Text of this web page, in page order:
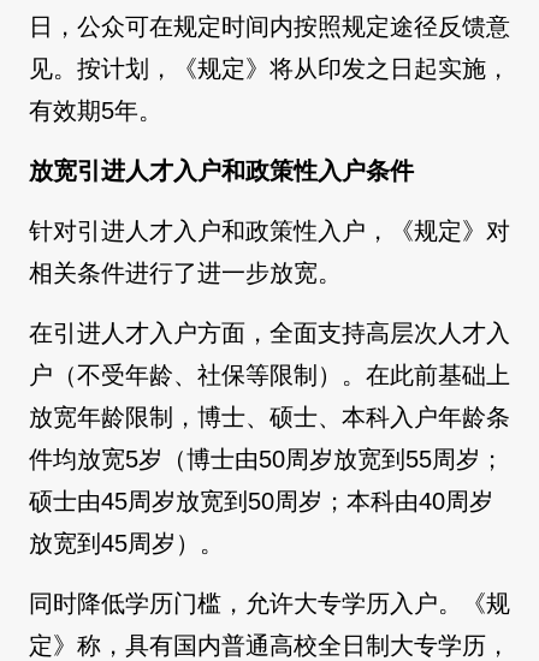
日，公众可在规定时间内按照规定途径反馈意
见。按计划，《规定》将从印发之日起实施，
有效期5年。
放宽引进人才入户和政策性入户条件
针对引进人才入户和政策性入户，《规定》对
相关条件进行了进一步放宽。
在引进人才入户方面，全面支持高层次人才入
户（不受年龄、社保等限制）。在此前基础上
放宽年龄限制，博士、硕士、本科入户年龄条
件均放宽5岁（博士由50周岁放宽到55周岁；
硕士由45周岁放宽到50周岁；本科由40周岁
放宽到45周岁）。
同时降低学历门槛，允许大专学历入户。《规
定》称，具有国内普通高校全日制大专学历，